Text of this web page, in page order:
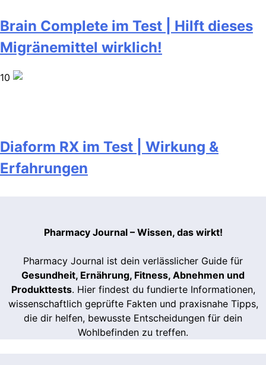
Brain Complete im Test | Hilft dieses
Migränemittel wirklich!
10
Diaform RX im Test | Wirkung &
Erfahrungen
Pharmacy Journal – Wissen, das wirkt!
Pharmacy Journal ist dein verlässlicher Guide für
Gesundheit, Ernährung, Fitness, Abnehmen und
Produkttests. Hier findest du fundierte Informationen,
wissenschaftlich geprüfte Fakten und praxisnahe Tipps,
die dir helfen, bewusste Entscheidungen für dein
Wohlbefinden zu treffen.